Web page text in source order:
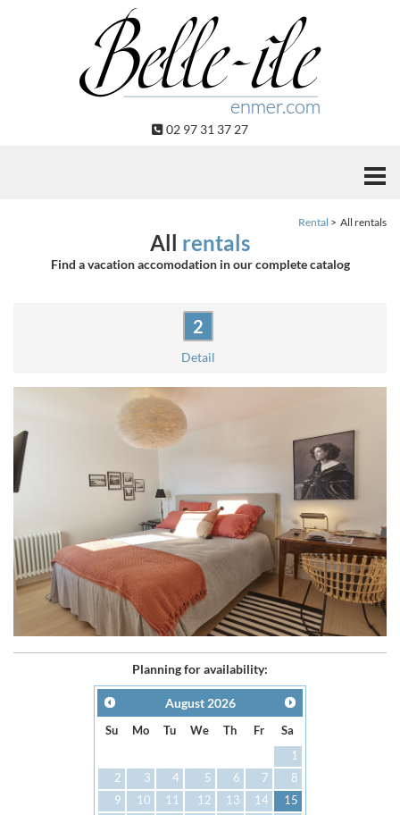
02 97 31 37 27
Rental All rentals
All rentals
Find a vacation accomodation in our complete catalog
Detail
Planning for availability:
August 2026
Su Mo Tu We Th Fr
Sa
1
2
3 4 5 6 7
8
9
10 11 12 13 14
15
Cookies management panel